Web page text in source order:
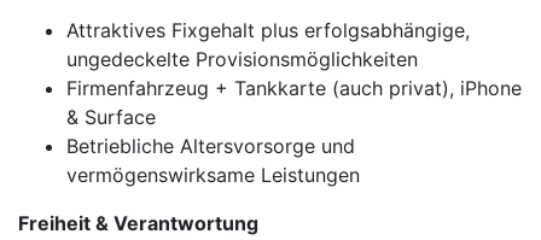
Attraktives Fixgehalt plus erfolgsabhängige,
ungedeckelte Provisionsmöglichkeiten
Firmenfahrzeug + Tankkarte (auch privat), iPhone
& Surface
Betriebliche Altersvorsorge und
vermögenswirksame Leistungen
Freiheit & Verantwortung